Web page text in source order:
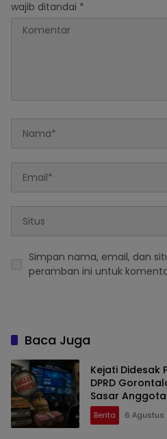
wajib ditandai *
Simpan nama, email, dan
peramban ini untuk
Baca Juga
Kejati Didesak
DPRD
Sasar
Berita 6 Agustus